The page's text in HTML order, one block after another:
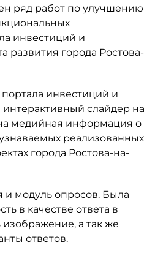
ряд работ по улучшению
инвестиций и
развития города Ростова-
инвестиций и
слайдер на
медийная информация о
реализованных
города Ростова-на-
и модуль опросов. Была
в качестве ответа в
а так же
ответов.